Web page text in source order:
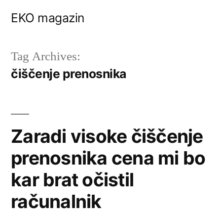
EKO magazin
Tag Archives:
čiščenje prenosnika
Zaradi visoke čiščenje
prenosnika cena mi bo
kar brat očistil
računalnik